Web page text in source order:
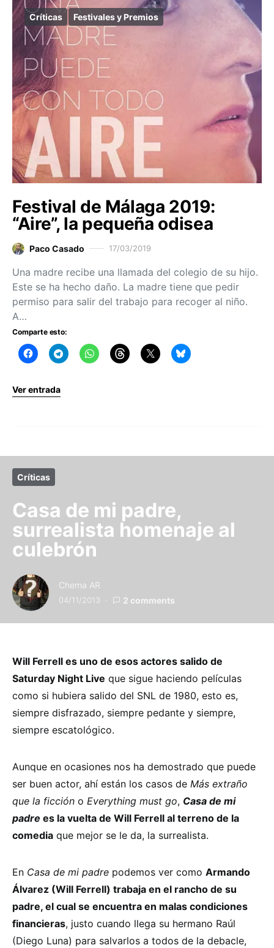
Críticas Festivales y Premios
Festival de Málaga 2019:
“Aire”, la pequeña odisea
Paco Casado 17/03/2019
Una madre recibe una llamada del colegio de su hijo.
Este se ha hecho daño. La madre tiene que pedir
permiso para salir del trabajo para recoger al niño.
A…
Comparte esto:
Ver entrada
Críticas
Casa de mi padre,
surrealista homenaje al
culebrón
Chema AR
04/11/2013 2 comments
Will Ferrell es uno de esos actores salido de
Saturday Night Live que sigue haciendo películas
como si hubiera salido del SNL de 1980, esto es,
siempre disfrazado, siempre pedante y siempre,
siempre escatológico.
Aunque en ocasiones nos ha demostrado que puede
ser buen actor, ahí están los casos de Más extraño
que la ficción o Everything must go, Casa de mi
padre es la vuelta de Will Ferrell al terreno de la
comedia que mejor se le da, la surrealista.
En Casa de mi padre podemos ver como Armando
Álvarez (Will Ferrell) trabaja en el rancho de su
padre, el cual se encuentra en malas condiciones
financieras, justo cuando llega su hermano Raúl
(Diego Luna) para salvarlos a todos de la debacle,